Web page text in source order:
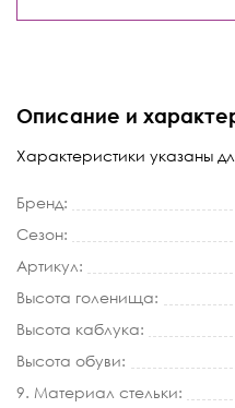
Описание и
Характеристики указаны
Бренд:
Сезон:
Артикул:
Высота голенища:
Высота каблука:
Высота обуви:
9. Материал стельки: